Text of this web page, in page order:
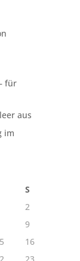
für
aus
im
S
2
9
16